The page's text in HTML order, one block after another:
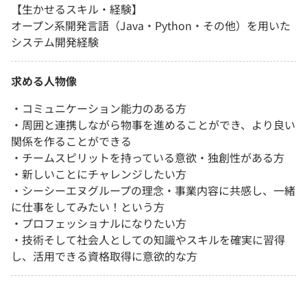
【生かせるスキル・経験】
オープン系開発言語（Java・Python・その他）を用いた
システム開発経験
求める人物像
・コミュニケーション能力のある方
・周囲と連携しながら物事を進めることができ、より良い
関係を作ることができる
・チームスピリットを持っている意欲・独創性がある方
・新しいことにチャレンジしたい方
・シーシーエヌグループの理念・事業内容に共感し、一緒
に仕事をしてみたい！という方
・プロフェッショナルになりたい方
・技術そして社会人としての知識やスキルを確実に習得
し、活用できる資格取得に意欲的な方